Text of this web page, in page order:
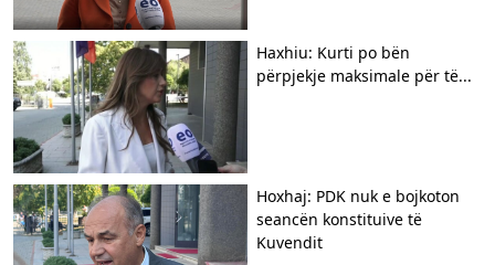
Haxhiu: Kurti po bën
përpjekje maksimale për të...
Hoxhaj: PDK nuk e bojkoton
seancën konstituive të
Kuvendit